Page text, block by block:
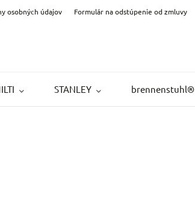
osobných údajov Formulár na odstúpenie od zmluvy
STANLEY brennenstuhl®